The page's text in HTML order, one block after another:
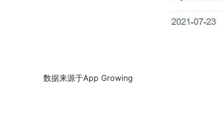
数据来源于App Growing